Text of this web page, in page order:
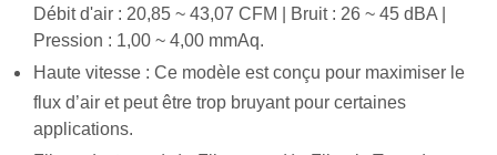
Débit d'air : 20,85 ~ 43,07 CFM | Bruit : 26 ~ 45 dBA |
Pression : 1,00 ~ 4,00 mmAq.
Haute vitesse : Ce modèle est conçu pour maximiser le
flux d’air et peut être trop bruyant pour certaines
applications.